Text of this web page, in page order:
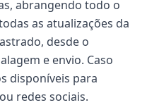
abrangendo todo o
as atualizações da
desde o
e envio. Caso
disponíveis para
redes sociais.